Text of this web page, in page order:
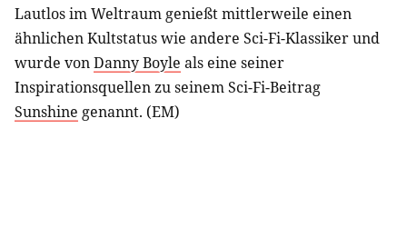
Lautlos im Weltraum genießt mittlerweile einen
ähnlichen Kultstatus wie andere Sci-Fi-Klassiker und
wurde vonDanny Boyle als eine seiner
Inspirationsquellen zu seinem Sci-Fi-Beitrag
Sunshine genannt. (EM)